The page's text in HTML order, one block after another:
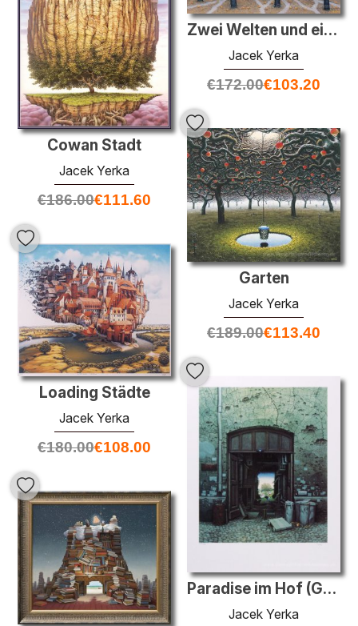
Zwei Welten und eine weitere
Jacek Yerka
€172.00€103.20
Cowan Stadt
Jacek Yerka
€186.00€111.60
Garten
Jacek Yerka
€189.00€113.40
Loading Städte
Jacek Yerka
€180.00€108.00
Paradise im Hof ​​(Genannt dreimal)
Jacek Yerka